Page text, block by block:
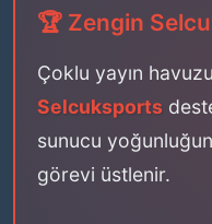
🏆 Zengin
Çoklu yayın
Selcuksports
sunucu
görevi üstlenir.